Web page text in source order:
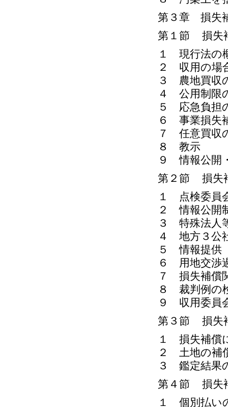
第３章 損失
第１節 損失
１ 現行法の
２ 収用の場
３ 農地買収
４ 公用制限
５ 応急負担
６ 事業損失
７ 任意買収
８ 教示
９ 情報公開
第２節 損失
１ 点検委員
２ 情報公開
３ 特殊法人
４ 地方３公
５ 情報提供
６ 用地交渉
７ 損失補償
８ 裁判例の
９ 収用委員
第３節 損失
１ 損失補償
２ 土地の補
３ 鑑定結果
第４節 損失
１ 個別払い